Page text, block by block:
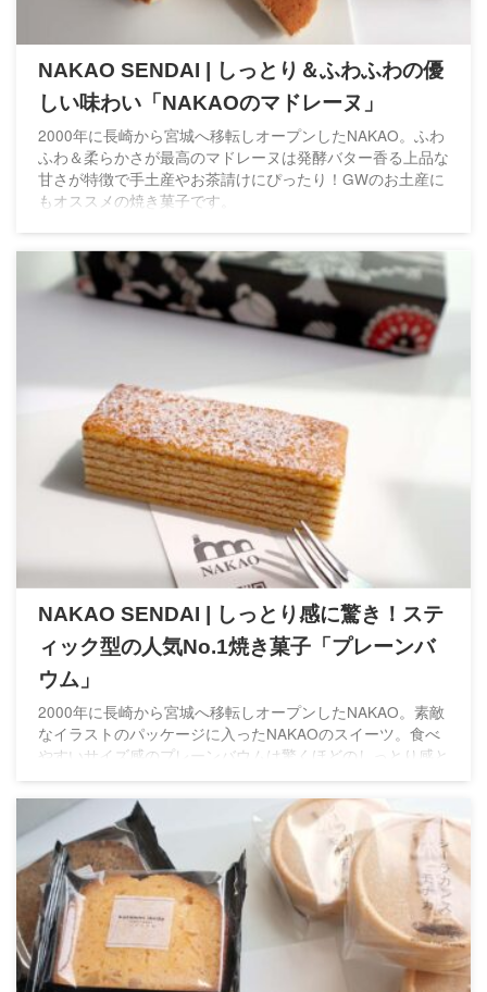
NAKAO SENDAI | しっとり＆ふわふわの優
しい味わい「NAKAOのマドレーヌ」
2000年に長崎から宮城へ移転しオープンしたNAKAO。ふわ
ふわ＆柔らかさが最高のマドレーヌは発酵バター香る上品な
甘さが特徴で手土産やお茶請けにぴったり！GWのお土産に
もオススメの焼き菓子です。
NAKAO SENDAI | しっとり感に驚き！ステ
ィック型の人気No.1焼き菓子「プレーンバ
ウム」
2000年に長崎から宮城へ移転しオープンしたNAKAO。素敵
なイラストのパッケージに入ったNAKAOのスイーツ。食べ
やすいサイズ感のプレーンバウムは驚くほどのしっとり感と